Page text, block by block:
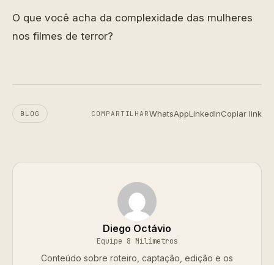
O que você acha da complexidade das mulheres
nos filmes de terror?
BLOG COMPARTILHARWhatsAppLinkedInCopiar link
Diego Octávio
Equipe 8 Milímetros
Conteúdo sobre roteiro, captação, edição e os